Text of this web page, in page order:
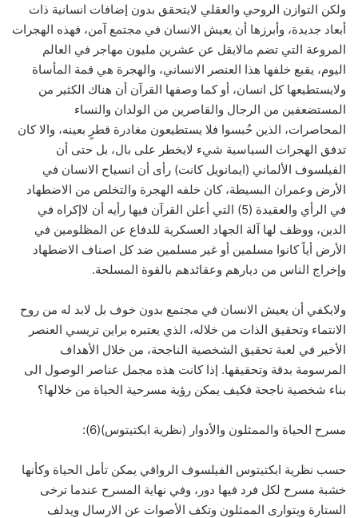
ولكن التوازن الروحي والعقلي لايتحقق بدون إضافات انسانية ذات
أبعاد جديدة، وأبرزها أن يعيش الانسان في مجتمع آمن، فهذه الهجرات
المروعة التي تضم مالايقل عن عشرين مليون مهاجر في العالم
اليوم، يقبع خلفها هذا العنصر الانساني، والهجرة هي قمة المأساة
ولايستطيعها كل انسان، أو كما وصفها القرآن أن هناك الكثير من
المستضعفين من الرجال والقاصرين من الولدان والنساء
المحاصرات، الذين حُبسوا فلا يستطيعون مغادرة قطرٍ بعينه، والا كان
تدفق الهجرات السياسية شيء لايخطر على بال، بل حتى أن
الفيلسوف الألماني (ايمانويل كانت) رأى أن انسياح الانسان في
الأرض وعمران البسيطة، كان خلفه الهجرة والتخلص من الاضطهاد
في الرأي والعقيدة (5) التي أعلن القرآن فيها رأيه أن لاإكراه في
الدين، ووظف لها آلة الجهاد العسكرية للدفاع عن المظلومين في
الأرض أياً كانوا مسلمين أو غير مسلمين ضد كل اصناف الاضطهاد
وإخراج الناس من ديارهم وعقائدهم بالقوة المسلحة.
ولايكفي أن يعيش الانسان في مجتمع بدون خوف بل لابد له من روح
الانتماء وتحقيق الذات من خلاله، الذي يعتبره براين تريسي العنصر
الأخير في لعبة تحقيق الشخصية الناجحة، من خلال الأهداف
المرسومة بدقة وتحقيقها. إذا كانت هذه مجمل عناصر الوصول الى
بناء شخصية ناجحة فكيف يمكن رؤية مسرحية الحياة من خلالها؟
مسرح الحياة والممثلون والأدوار (نظرية ابكتيتوس)(6):
حسب نظرية ابكتيتوس الفيلسوف الرواقي يمكن تأمل الحياة وكأنها
خشبة مسرح لكل فرد فيها دور، وفي نهاية المسرح عندما ترخى
الستارة ويتوارى الممثلون وتكف الأصوات عن الارسال ويدلف